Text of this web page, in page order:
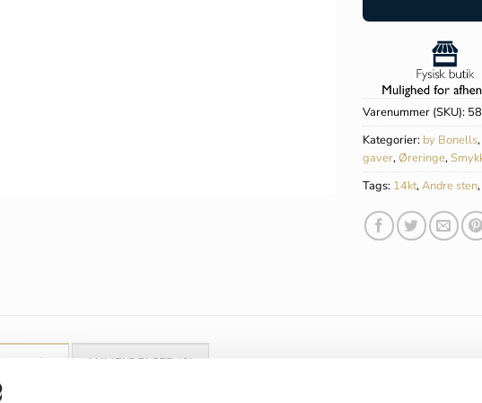
Varenummer (SKU):
Kategorier: by Bonells,
gaver,Øreringe,
Tags: 14kt,Andre sten,
ANMELDELSER (0)